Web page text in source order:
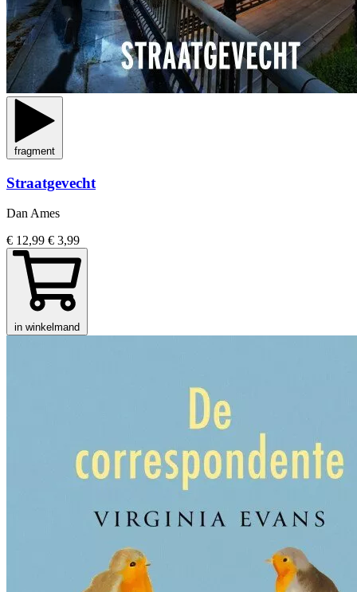
fragment
Straatgevecht
Dan Ames
€ 12,99 € 3,99
in winkelmand